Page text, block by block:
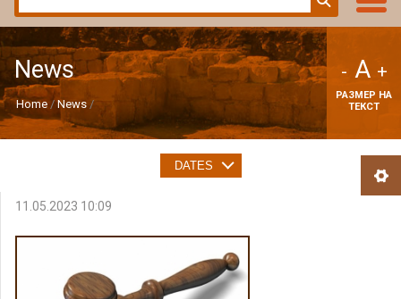
News
Home News
- A +
РАЗМЕР НА
ТЕКСТ
11.05.2023 10:09
DATES